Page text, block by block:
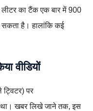
लीटर का टैंक एक बार में 900
है। हालांकि कई
वीडियों
पर
खबर लिखे जाने तक, इस